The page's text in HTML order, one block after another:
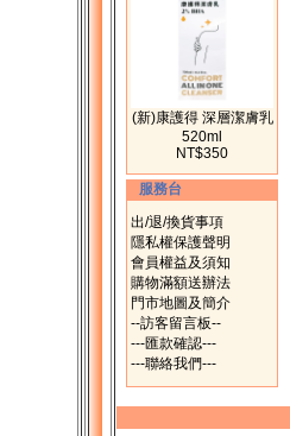
(新)康護得 深層潔膚乳
520ml
NT$350
服務台
出/退/換貨事項
隱私權保護聲明
會員權益及須知
購物滿額送辦法
門市地圖及簡介
--訪客留言板--
---匯款確認---
---聯絡我們---